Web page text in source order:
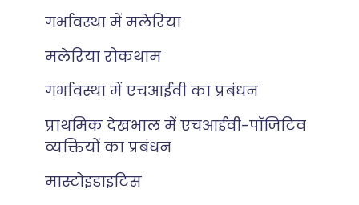
गर्भावस्था में मलेरिया
मलेरिया रोकथाम
गर्भावस्था में एचआईवी का प्रबंधन
प्राथमिक देखभाल में एचआईवी-पॉजिटिव
व्यक्तियों का प्रबंधन
मास्टोइडाइटिस